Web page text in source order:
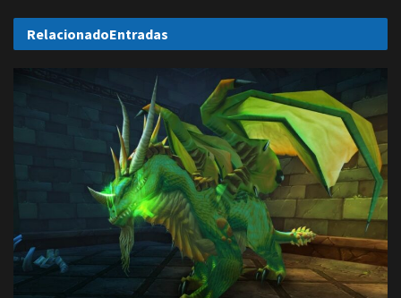
RelacionadoEntradas